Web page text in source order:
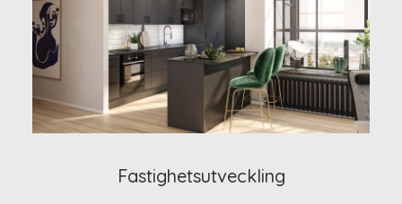
Fastighetsutveckling